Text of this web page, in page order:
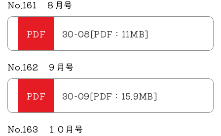
No.161 ８月号
30-08[PDF：11MB]
No.162 ９月号
30-09[PDF：15.9MB]
No.163 １０月号